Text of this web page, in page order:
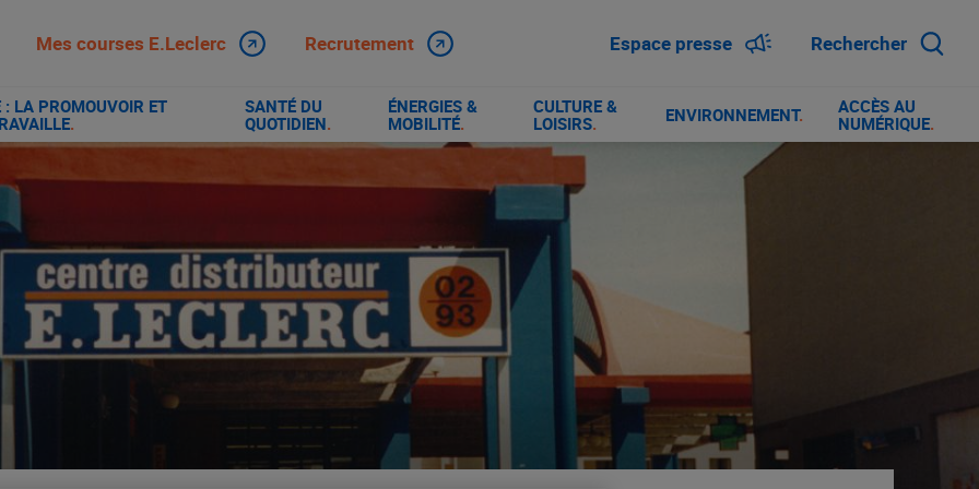
Mes courses E.Leclerc Recrutement Espace presse Rechercher
LA PROMOUVOIR ET
.
SANTÉ DU
QUOTIDIEN.
ÉNERGIES &
MOBILITÉ.
CULTURE &
LOISIRS. ENVIRONNEMENT.
ACCÈS AU
NUMÉRIQUE.